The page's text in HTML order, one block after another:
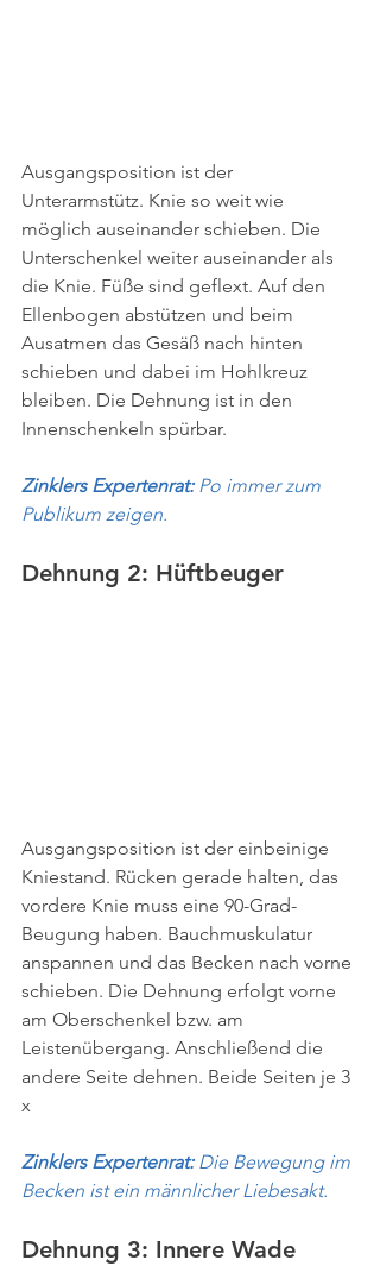
Ausgangsposition ist der
Unterarmstütz. Knie so weit wie
möglich auseinander schieben. Die
Unterschenkel weiter auseinander als
die Knie. Füße sind geflext. Auf den
Ellenbogen abstützen und beim
Ausatmen das Gesäß nach hinten
schieben und dabei im Hohlkreuz
bleiben. Die Dehnung ist in den
Innenschenkeln spürbar.
Zinklers Expertenrat: Po immer zum
Publikum zeigen.
Dehnung 2: Hüftbeuger
Ausgangsposition ist der einbeinige
Kniestand. Rücken gerade halten, das
vordere Knie muss eine 90-Grad-
Beugung haben. Bauchmuskulatur
anspannen und das Becken nach vorne
schieben. Die Dehnung erfolgt vorne
am Oberschenkel bzw. am
Leistenübergang. Anschließend die
andere Seite dehnen. Beide Seiten je 3
x
Zinklers Expertenrat: Die Bewegung im
Becken ist ein männlicher Liebesakt.
Dehnung 3: Innere Wade